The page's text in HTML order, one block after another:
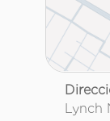
Lynch